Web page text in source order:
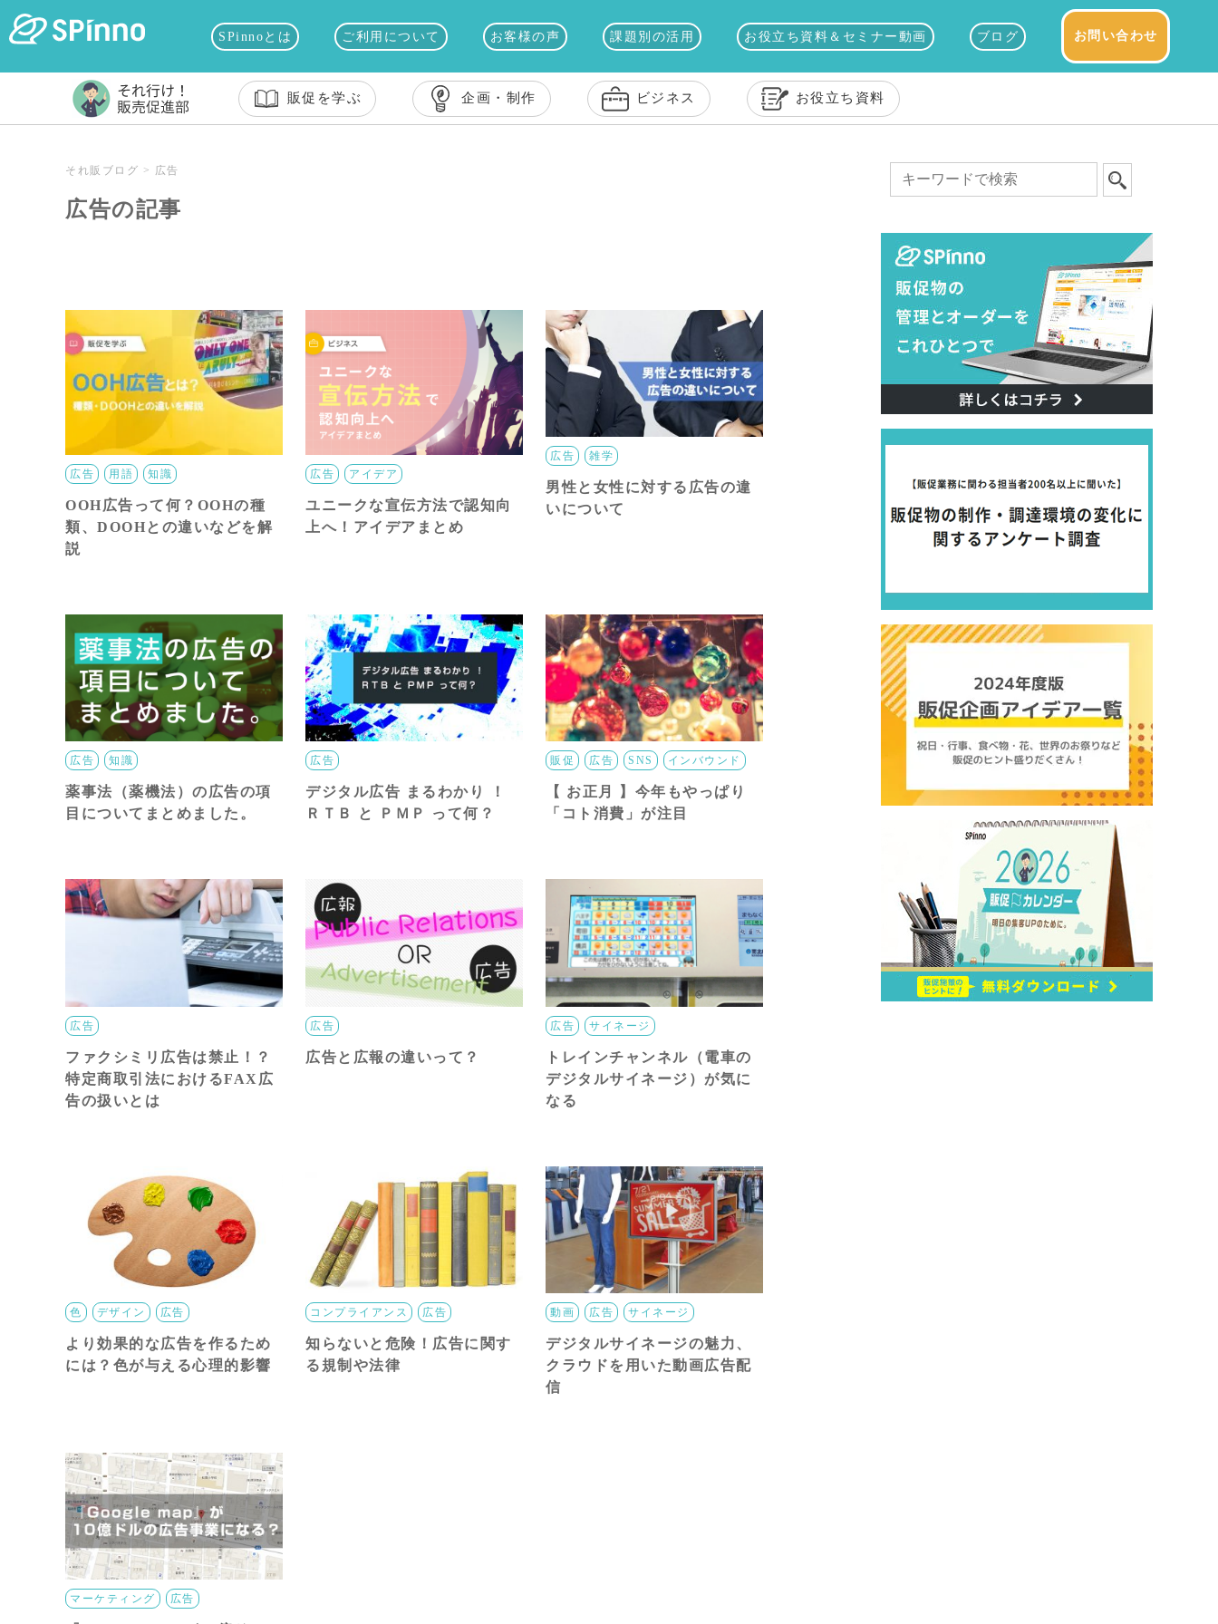
SPinnoとは ご利用について お客様の声 課題別の活用 お役立ち資料＆セミナー動画 ブログ お問い合わせ
販促を学ぶ 企画・制作 ビジネス お役立ち資料
それ販ブログ > 広告
広告の記事
広告 用語 知識
OOH広告って何？OOHの種
類、DOOHとの違いなどを解
説
広告 アイデア
ユニークな宣伝方法で認知向
上へ！アイデアまとめ
広告 雑学
男性と女性に対する広告の違
いについて
広告 知識
薬事法（薬機法）の広告の項
目についてまとめました。
広告
デジタル広告 まるわかり ！
ＲＴＢ と ＰＭＰ って何？
販促 広告 SNS インバウンド
【 お正月 】今年もやっぱり
「コト消費」が注目
広告
ファクシミリ広告は禁止！？
特定商取引法におけるFAX広
告の扱いとは
広告
広告と広報の違いって？
広告 サイネージ
トレインチャンネル（電車の
デジタルサイネージ）が気に
なる
色 デザイン 広告
より効果的な広告を作るため
には？色が与える心理的影響
コンプライアンス 広告
知らないと危険！広告に関す
る規制や法律
動画 広告 サイネージ
デジタルサイネージの魅力、
クラウドを用いた動画広告配
信
マーケティング 広告